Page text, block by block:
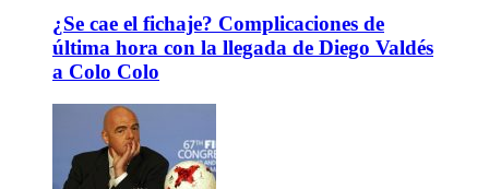
¿Se cae el fichaje? Complicaciones de
última hora con la llegada de Diego Valdés
a Colo Colo